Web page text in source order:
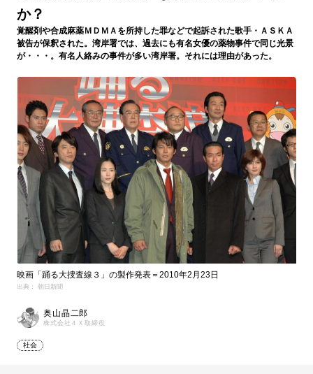
か？
覚醒剤や合成麻薬ＭＤＭＡを所持した罪などで起訴された歌手・ＡＳＫＡ
被告が保釈された。湾岸署では、過去にも有名女優の薬物事件で同じ光景
が・・・。有名人絡みの事件が多い湾岸署。それには理由があった。
映画「踊る大捜査線３」の製作発表＝2010年2月23日
出典： 朝日新聞
奥山晶二郎
株式会社４Ｘ取締役
社会